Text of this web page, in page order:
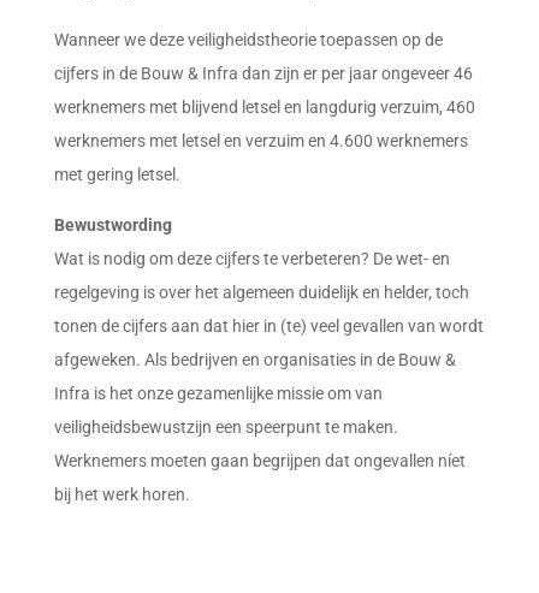
Wanneer we deze veiligheidstheorie toepassen op de
cijfers in de Bouw & Infra dan zijn er per jaar ongeveer 46
werknemers met blijvend letsel en langdurig verzuim, 460
werknemers met letsel en verzuim en 4.600 werknemers
met gering letsel.
Bewustwording
Wat is nodig om deze cijfers te verbeteren? De wet- en
regelgeving is over het algemeen duidelijk en helder, toch
tonen de cijfers aan dat hier in (te) veel gevallen van wordt
afgeweken. Als bedrijven en organisaties in de Bouw &
Infra is het onze gezamenlijke missie om van
veiligheidsbewustzijn een speerpunt te maken.
Werknemers moeten gaan begrijpen dat ongevallen níet
bij het werk horen.